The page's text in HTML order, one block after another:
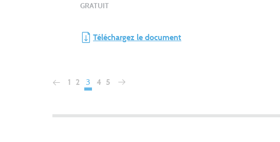
GRATUIT
Téléchargez le document
1 2 3 4 5